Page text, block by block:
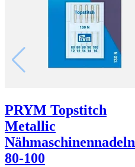
PRYM Topstitch
Metallic
Nähmaschinennadeln
80-100